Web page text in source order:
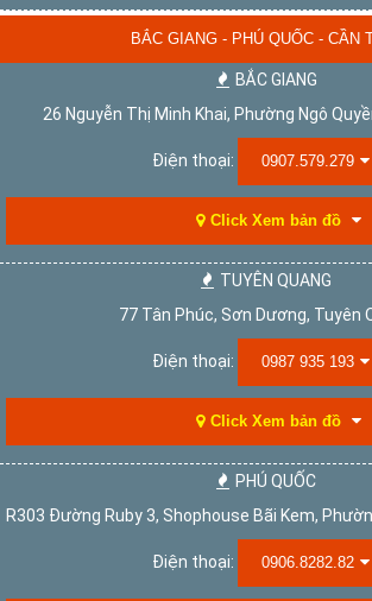
BẮC GIANG - PHÚ QUỐC - CẦN
BẮC GIANG
26 Nguyễn Thị Minh Khai, Phường Ngô
Điện thoại: 0907.579.279
Click Xem bản đồ
TUYÊN QUANG
77 Tân Phúc, Sơn Dương, Tuyên
Điện thoại: 0987 935 193
Click Xem bản đồ
PHÚ QUỐC
R303 Đường Ruby 3, Shophouse Bãi Kem,
Điện thoại: 0906.8282.82